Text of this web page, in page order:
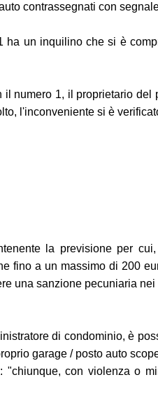
contrassegnati con
un inquilino che si è
numero 1, il proprietario
l'inconveniente si è
la previsione per
fino a un massimo di 200
una sanzione pecuniaria
di condominio, è
garage / posto auto
con violenza o